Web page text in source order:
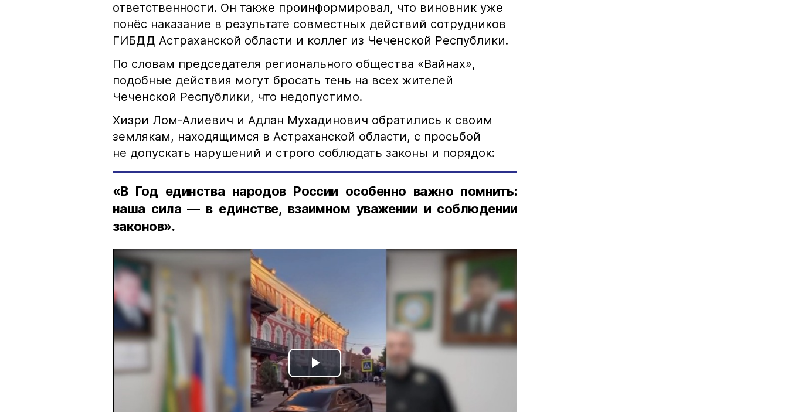
ответственности. Он также проинформировал, что виновник уже
понёс наказание в результате совместных действий сотрудников
ГИБДД Астраханской области и коллег из Чеченской Республики.
По словам председателя регионального общества «Вайнах»,
подобные действия могут бросать тень на всех жителей
Чеченской Республики, что недопустимо.
Хизри Лом-Алиевич и Адлан Мухадинович обратились к своим
землякам, находящимся в Астраханской области, с просьбой
не допускать нарушений и строго соблюдать законы и порядок:
«В Год единства народов России особенно важно помнить:
наша сила — в единстве, взаимном уважении и соблюдении
законов».
Play
Video